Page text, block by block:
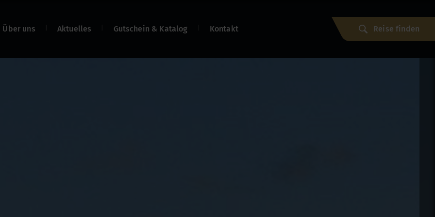
Über uns Aktuelles Gutschein & Katalog Kontakt Reise finden